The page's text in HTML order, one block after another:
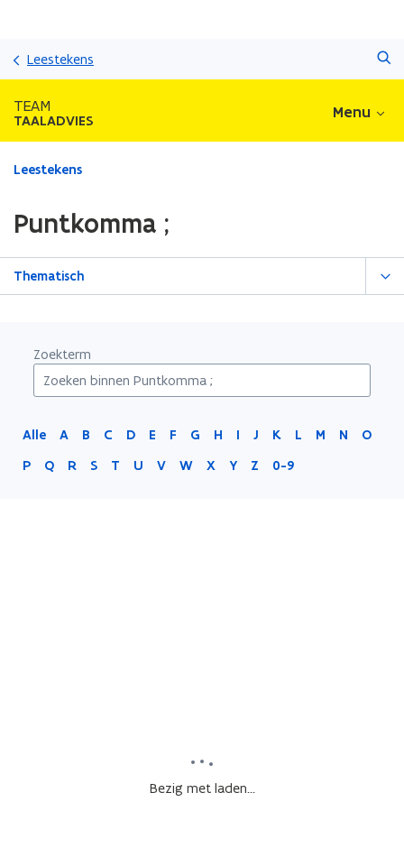
Leestekens
TEAM
TAALADVIES Menu
Gedaan
zich
op:
Puntkomma
Leestekens
Puntkomma ;
Thematisch
Zoekterm
Alle A B C D E F G H I J K L M N
O
P
Q R S T U V W X Y Z 0-9
Bezig met laden...